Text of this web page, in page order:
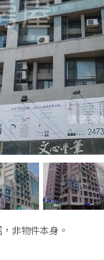
非物件本身。
2024年度區成件TOP3